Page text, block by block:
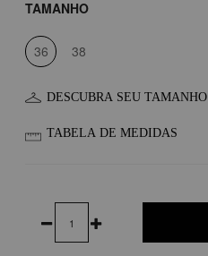
TAMANHO
36 38
DESCUBRA SEU TAMANHO
TABELA DE MEDIDAS